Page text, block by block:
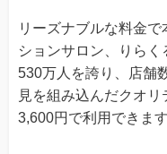
リーズナブルな料金
ションサロン、りら
530万人を誇り、店舗
見を組み込んだクオ
3,600円で利用できます